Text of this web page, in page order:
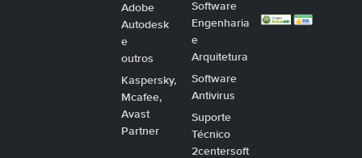
Adobe
Autodesk
e
outros
Kaspersky,
Mcafee,
Avast
Partner
Software
Engenharia
e
Arquitetura
Software
Antivirus
Suporte
Técnico
2centersoft